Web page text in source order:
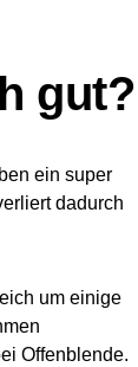
gut?
ein super
dadurch
um einige
Offenblende.